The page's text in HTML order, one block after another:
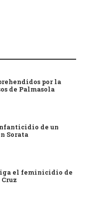
por la
de Palmasola
de un
Sorata
el feminicidio de